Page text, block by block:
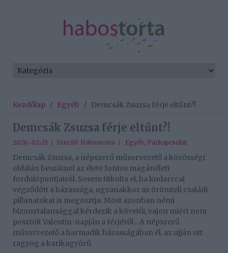
Kezdőlap / Egyéb / Demcsák Zsuzsa férje eltűnt?!
Demcsák Zsuzsa férje eltűnt?!
2026-02-21 / Szerző: Habostorta / Egyéb, Párkapcsolat
Demcsák Zsuzsa, a népszerű műsorvezető a közösségi
oldalán beszámol az élete fontos magánéleti
fordulópontjairól. Sosem titkolta el, ha kudarccal
végződött a házassága, ugyanakkor az örömteli családi
pillanatokat is megosztja. Most azonban némi
bizonytalansággal kérdezik a követői, vajon miért nem
posztolt Valentin-napján a férjéről... A népszerű
műsorvezető a harmadik házasságában él, az ujján ott
ragyog a karikagyűrű.